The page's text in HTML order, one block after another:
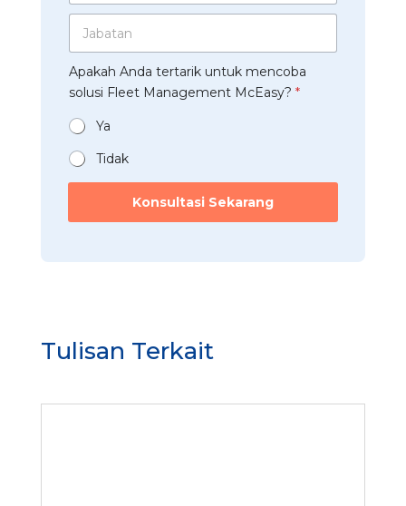
p
*
a
a
n
*
d
r
i
J
b
a
t
n
Apakah Anda tertarik untuk mencoba
solusi Fleet Management McEasy? *
Ya
Tidak
*
F
Konsultasi Sekarang
Tulisan Terkait